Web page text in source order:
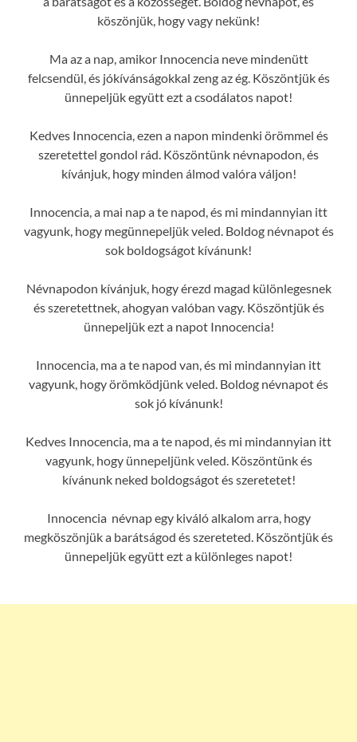
köszönjük, hogy vagy nekünk!
Ma az a nap, amikor Innocencia neve mindenütt
felcsendül, és jókívánságokkal zeng az ég. Köszöntjük és
ünnepeljük együtt ezt a csodálatos napot!
Kedves Innocencia, ezen a napon mindenki örömmel és
szeretettel gondol rád. Köszöntünk névnapodon, és
kívánjuk, hogy minden álmod valóra váljon!
Innocencia, a mai nap a te napod, és mi mindannyian itt
vagyunk, hogy megünnepeljük veled. Boldog névnapot és
sok boldogságot kívánunk!
Névnapodon kívánjuk, hogy érezd magad különlegesnek
és szeretettnek, ahogyan valóban vagy. Köszöntjük és
ünnepeljük ezt a napot Innocencia!
Innocencia, ma a te napod van, és mi mindannyian itt
vagyunk, hogy örömködjünk veled. Boldog névnapot és
sok jó kívánunk!
Kedves Innocencia, ma a te napod, és mi mindannyian itt
vagyunk, hogy ünnepeljünk veled. Köszöntünk és
kívánunk neked boldogságot és szeretetet!
Innocencia névnap egy kiváló alkalom arra, hogy
megköszönjük a barátságod és szereteted. Köszöntjük és
ünnepeljük együtt ezt a különleges napot!